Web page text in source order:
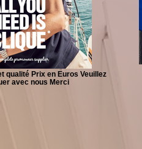
qualité Prix en Euros Veuillez
avec nous Merci